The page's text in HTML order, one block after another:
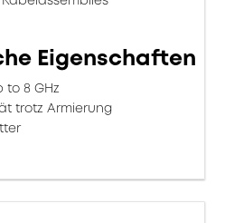
Eigenschaften
8 GHz
trotz Armierung